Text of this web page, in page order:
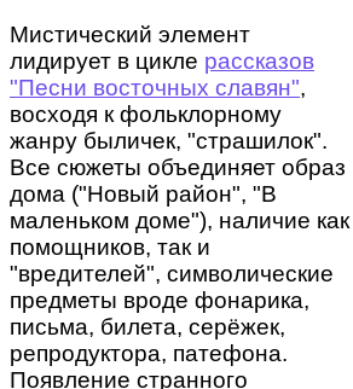
Мистический элемент
лидирует в цикле рассказов
"Песни восточных славян",
восходя к фольклорному
жанру быличек, "страшилок".
Все сюжеты объединяет образ
дома ("Новый район", "В
маленьком доме"), наличие как
помощников, так и
"вредителей", символические
предметы вроде фонарика,
письма, билета, серёжек,
репродуктора, патефона.
Появление странного